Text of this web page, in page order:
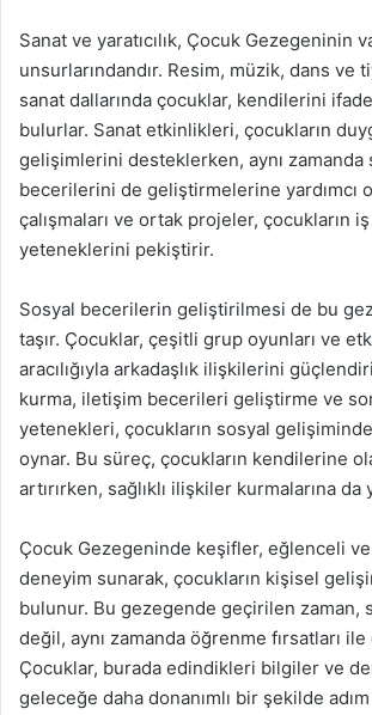
Sanat ve yaratıcılık, Çocuk Gezegeninin
unsurlarındandır. Resim, müzik, dans ve
sanat dallarında çocuklar, kendilerini ifade
bulurlar. Sanat etkinlikleri, çocukların
gelişimlerini desteklerken, aynı zamanda
becerilerini de geliştirmelerine yardımcı
çalışmaları ve ortak projeler, çocukların
yeteneklerini pekiştirir.
Sosyal becerilerin geliştirilmesi de bu
taşır. Çocuklar, çeşitli grup oyunları ve
aracılığıyla arkadaşlık ilişkilerini
kurma, iletişim becerileri geliştirme ve
yetenekleri, çocukların sosyal
oynar. Bu süreç, çocukların kendilerine
artırırken, sağlıklı ilişkiler kurmalarına da
Çocuk Gezegeninde keşifler, eğlenceli
deneyim sunarak, çocukların kişisel
bulunur. Bu gezegende geçirilen zaman,
değil, aynı zamanda öğrenme fırsatları
Çocuklar, burada edindikleri bilgiler ve
geleceğe daha donanımlı bir şekilde